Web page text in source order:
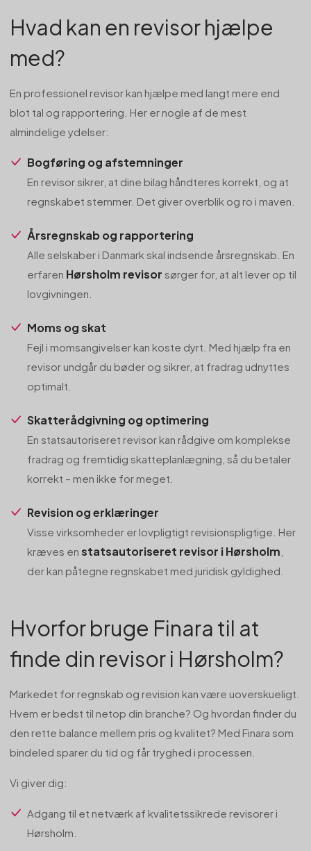
Hvad kan en revisor hjælpe
med?
En professionel revisor kan hjælpe med langt mere end
blot tal og rapportering. Her er nogle af de mest
almindelige ydelser:
Bogføring og afstemninger
En revisor sikrer, at dine bilag håndteres korrekt, og at
regnskabet stemmer. Det giver overblik og ro i maven.
Årsregnskab og rapportering
Alle selskaber i Danmark skal indsende årsregnskab. En
erfaren Hørsholm revisor sørger for, at alt lever op til
lovgivningen.
Moms og skat
Fejl i momsangivelser kan koste dyrt. Med hjælp fra en
revisor undgår du bøder og sikrer, at fradrag udnyttes
optimalt.
Skatterådgivning og optimering
En statsautoriseret revisor kan rådgive om komplekse
fradrag og fremtidig skatteplanlægning, så du betaler
korrekt – men ikke for meget.
Revision og erklæringer
Visse virksomheder er lovpligtigt revisionspligtige. Her
kræves en statsautoriseret revisor i Hørsholm
der kan påtegne regnskabet med juridisk gyldighed.
Hvorfor bruge Finara til at
finde din revisor i Hørsholm?
Markedet for regnskab og revision kan være uoverskueligt.
Hvem er bedst til netop din branche? Og hvordan finder du
den rette balance mellem pris og kvalitet? Med Finara som
bindeled sparer du tid og får tryghed i processen.
Vi giver dig:
Adgang til et netværk af kvalitetssikrede revisorer i
Hørsholm.